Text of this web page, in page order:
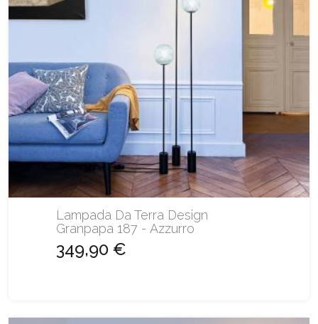
Lampada Da Terra Design
Granpapa 187 - Azzurro
349,90 €